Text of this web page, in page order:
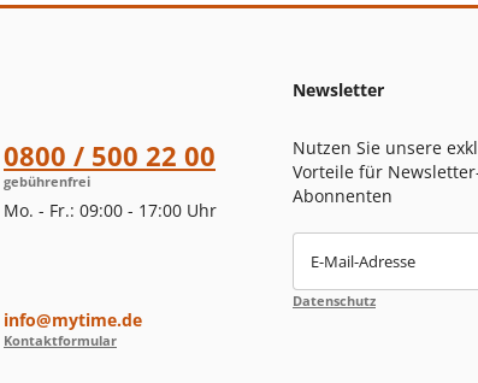
0800 / 500 22 00
gebührenfrei
Mo. - Fr.: 09:00 - 17:00 Uhr
info@mytime.de
Kontaktformular
Newsletter
Nutzen Sie unsere
Vorteile für
Abonnenten
E-Mail-Adresse
Datenschutz